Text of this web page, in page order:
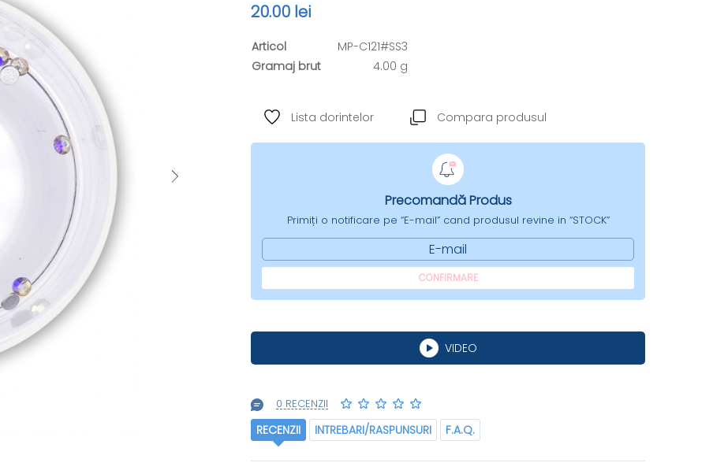
20.00 lei
Articol
MP-C121#SS3
Gramaj brut
4.00 g
Lista dorintelor Compara produsul
Precomandă Produs
Primiți o notificare pe “E-mail” cand produsul revine in “STOCK”
E-mail
CONFIRMARE
VIDEO
0 RECENZII
RECENZII INTREBARI/RASPUNSURI F.A.Q.